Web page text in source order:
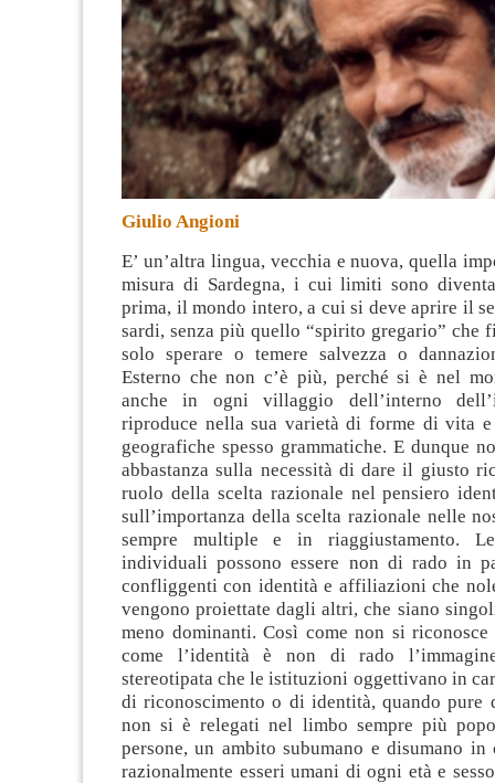
Giulio Angioni
E’ un’altra lingua, vecchia e nuova, quella
misura di Sardegna, i cui limiti sono
prima, il mondo intero, a cui si deve aprire il
sardi, senza più quello “spirito gregario” che
solo sperare o temere salvezza o
Esterno che non c’è più, perché si è nel
anche in ogni villaggio dell’interno
riproduce nella sua varietà di forme di vita
geografiche spesso grammatiche. E dunque
abbastanza sulla necessità di dare il giusto
ruolo della scelta razionale nel pensiero
sull’importanza della scelta razionale nelle
sempre multiple e in riaggiustamento.
individuali possono essere non di rado in
confliggenti con identità e affiliazioni che
vengono proiettate dagli altri, che siano
meno dominanti. Così come non si riconosce
come l’identità è non di rado
stereotipata che le istituzioni oggettivano in
di riconoscimento o di identità, quando pure
non si è relegati nel limbo sempre più
persone, un ambito subumano e disumano
razionalmente esseri umani di ogni età e